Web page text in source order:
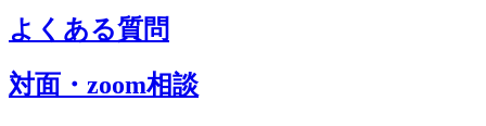
よくある質問
対面・zoom相談